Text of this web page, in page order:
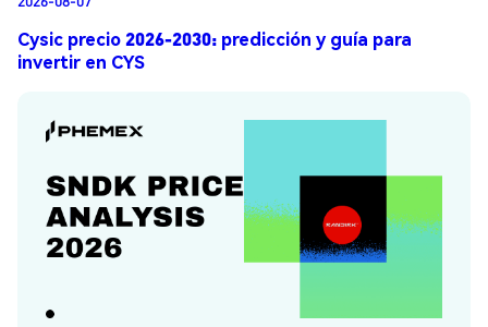
Cysic precio 2026-2030: predicción y guía para
invertir en CYS